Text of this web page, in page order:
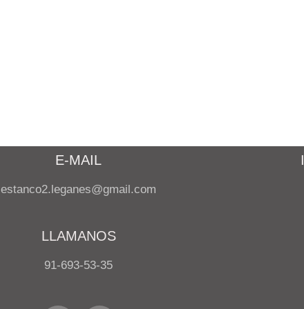
E-MAIL
estanco2.leganes@gmail.com
LLAMANOS
91-693-53-35